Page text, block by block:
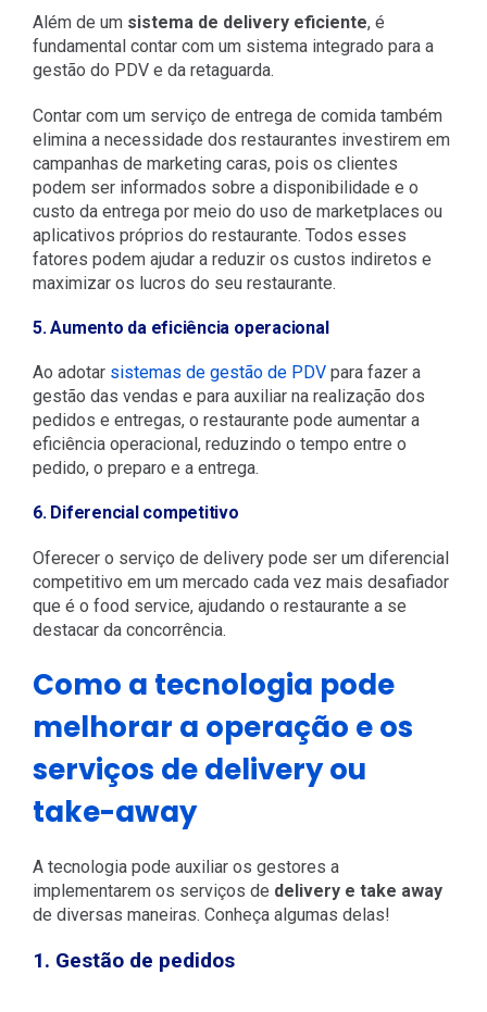
Além de um sistema de delivery eficiente, é
fundamental contar com um sistema integrado para a
gestão do PDV e da retaguarda.
Contar com um serviço de entrega de comida também
elimina a necessidade dos restaurantes investirem em
campanhas de marketing caras, pois os clientes
podem ser informados sobre a disponibilidade e o
custo da entrega por meio do uso de marketplaces ou
aplicativos próprios do restaurante. Todos esses
fatores podem ajudar a reduzir os custos indiretos e
maximizar os lucros do seu restaurante.
5. Aumento da eficiência operacional
Ao adotarsistemas de gestão de PDVpara fazer a
gestão das vendas e para auxiliar na realização dos
pedidos e entregas, o restaurante pode aumentar a
eficiência operacional, reduzindo o tempo entre o
pedido, o preparo e a entrega.
6. Diferencial competitivo
Oferecer o serviço de delivery pode ser um diferencial
competitivo em um mercado cada vez mais desafiador
que é o food service, ajudando o restaurante a se
destacar da concorrência.
Como a tecnologia pode
melhorar a operação e os
serviços de delivery ou
take-away
A tecnologia pode auxiliar os gestores a
implementarem os serviços de delivery e take away
de diversas maneiras. Conheça algumas delas!
1. Gestão de pedidos